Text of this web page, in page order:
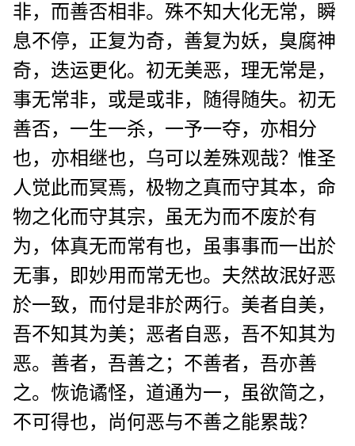
非，而善否相非。殊不知大化无常，瞬
息不停，正复为奇，善复为妖，臭腐神
奇，迭运更化。初无美恶，理无常是，
事无常非，或是或非，随得随失。初无
善否，一生一杀，一予一夺，亦相分
也，亦相继也，乌可以差殊观哉？惟圣
人觉此而冥焉，极物之真而守其本，命
物之化而守其宗，虽无为而不废於有
为，体真无而常有也，虽事事而一出於
无事，即妙用而常无也。夫然故泯好恶
於一致，而付是非於两行。美者自美，
吾不知其为美；恶者自恶，吾不知其为
恶。善者，吾善之；不善者，吾亦善
之。恢诡谲怪，道通为一，虽欲简之，
不可得也，尚何恶与不善之能累哉？